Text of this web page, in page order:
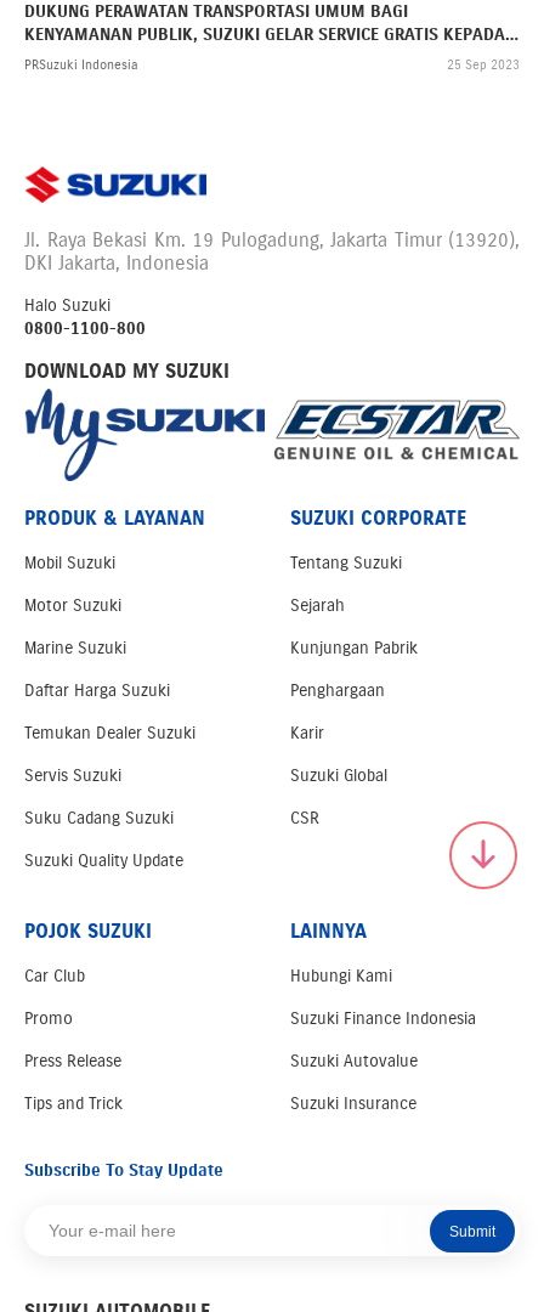
DUKUNG PERAWATAN TRANSPORTASI UMUM BAGI
KENYAMANAN PUBLIK, SUZUKI GELAR SERVICE GRATIS KEPADA
PELANGGAN FLEET MIKROTRANS
PRSuzuki Indonesia 25 Sep 2023
Jl. Raya Bekasi Km. 19 Pulogadung, Jakarta Timur (13920),
DKI Jakarta, Indonesia
Halo Suzuki
0800-1100-800
DOWNLOAD MY SUZUKI
PRODUK & LAYANAN
Mobil Suzuki
Motor Suzuki
Marine Suzuki
Daftar Harga Suzuki
Temukan Dealer Suzuki
Servis Suzuki
Suku Cadang Suzuki
Suzuki Quality Update
SUZUKI CORPORATE
Tentang Suzuki
Sejarah
Kunjungan Pabrik
Penghargaan
Karir
Suzuki Global
CSR
POJOK SUZUKI
Car Club
Promo
Press Release
Tips and Trick
LAINNYA
Hubungi Kami
Suzuki Finance Indonesia
Suzuki Autovalue
Suzuki Insurance
Subscribe To Stay Update
Submit